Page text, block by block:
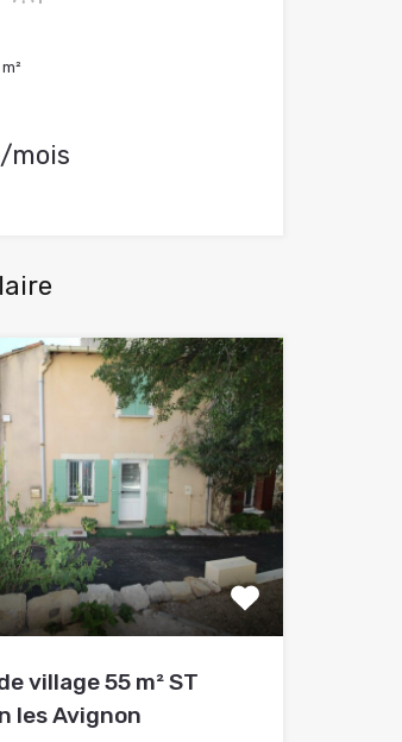
m²
mois
village 55 m² ST
les Avignon